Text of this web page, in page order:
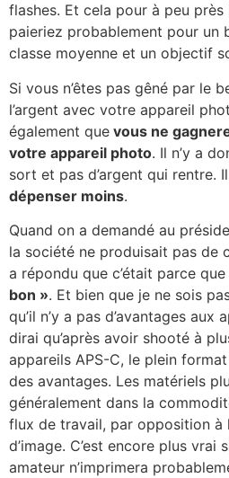
flashes. Et cela pour à peu
paieriez probablement pour un
classe moyenne et un objectif
Si vous n’êtes pas gêné par le
l’argent avec votre appareil
également que vous ne
votre appareil photo. Il n’y a
sort et pas d’argent qui rentre.
dépenser moins.
Quand on a demandé au
la société ne produisait pas de
a répondu que c’était parce que
bon ». Et bien que je ne sois
qu’il n’y a pas d’avantages
dirai qu’après avoir shooté à
appareils APS-C, le plein
des avantages. Les matériels
généralement dans la
flux de travail, par opposition à
d’image. C’est encore plus vrai
amateur n’imprimera